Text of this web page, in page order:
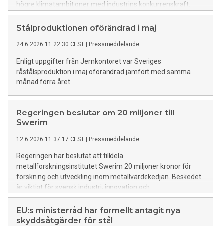
högre klimatambitioner med industrins konkurrenskraft,
men efterlyser en tydligare ansvarsfördelning för
utsläppsminskningarna och bättre villkor för exportindustrin.
Stålproduktionen oförändrad i maj
24.6.2026 11:22:30 CEST Pressmeddelande
Enligt uppgifter från Jernkontoret var Sveriges
råstålsproduktion i maj oförändrad jämfört med samma
månad förra året.
Regeringen beslutar om 20 miljoner till
Swerim
12.6.2026 11:37:17 CEST Pressmeddelande
Regeringen har beslutat att tilldela
metallforskningsinstitutet Swerim 20 miljoner kronor för
forskning och utveckling inom metallvärdekedjan. Beskedet
är viktigt för svensk industri, innovation och
försörjningstrygghet.
EU:s ministerråd har formellt antagit nya
skyddsåtgärder för stål